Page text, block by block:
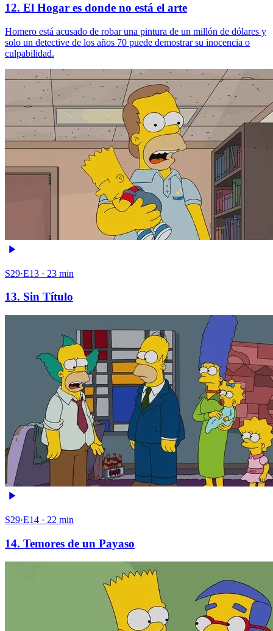
12. El Hogar es donde no está el arte
Homero está acusado de robar una pintura de un millón de dólares y
solo un detective de los años 70 puede demostrar su inocencia o
culpabilidad.
S29·E13 · 23 min
13. Sin Título
S29·E14 · 22 min
14. Temores de un Payaso